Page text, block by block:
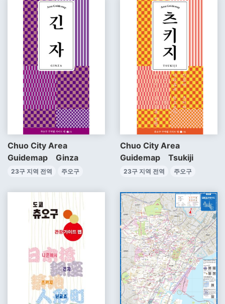
Chuo City Area
Guidemap Ginza
23구 지역 전역 주오구
Chuo City Area
Guidemap Tsukiji
23구 지역 전역 주오구